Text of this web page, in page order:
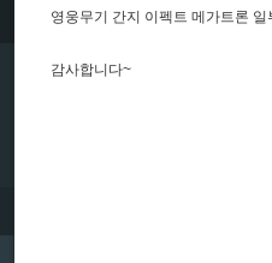
영웅무기 간지 이펙트 메가트론
감사합니다~